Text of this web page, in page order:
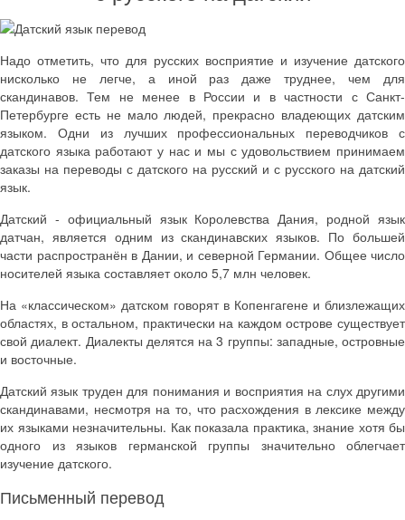
Надо отметить, что для русских восприятие и изучение датского
нисколько не легче, а иной раз даже труднее, чем для
скандинавов. Тем не менее в России и в частности с Санкт-
Петербурге есть не мало людей, прекрасно владеющих датским
языком. Одни из лучших профессиональных переводчиков с
датского языка работают у нас и мы с удовольствием принимаем
заказы на переводы с датского на русский и с русского на датский
язык.
Датский - официальный язык Королевства Дания, родной язык
датчан, является одним из скандинавских языков. По большей
части распространён в Дании, и северной Германии. Общее число
носителей языка составляет около 5,7 млн человек.
На «классическом» датском говорят в Копенгагене и близлежащих
областях, в остальном, практически на каждом острове существует
свой диалект. Диалекты делятся на 3 группы: западные, островные
и восточные.
Датский язык труден для понимания и восприятия на слух другими
скандинавами, несмотря на то, что расхождения в лексике между
их языками незначительны. Как показала практика, знание хотя бы
одного из языков германской группы значительно облегчает
изучение датского.
Письменный перевод